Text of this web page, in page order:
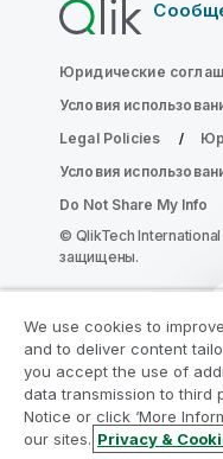
Юридические
Условия
Legal Policies
Условия
Do Not Share My Info
© QlikTech
защищены.
модернизации
Модернизируйте
без ущерба с
We use cookies to
and to deliver content
you accept the use of
data transmission to third
Notice or click ‘More
our sites. Privacy &